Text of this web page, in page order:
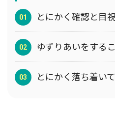
とにかく確認と目視
ゆずりあいをする
とにかく落ち着い